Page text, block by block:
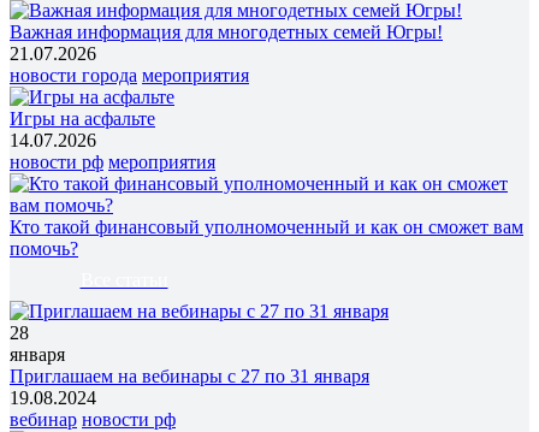
Важная информация для многодетных семей Югры!
21.07.2026
новости города мероприятия
Игры на асфальте
14.07.2026
новости рф мероприятия
Кто такой финансовый уполномоченный и как он сможет вам
помочь?
28
января
Приглашаем на вебинары с 27 по 31 января
19.08.2024
вебинар новости рф